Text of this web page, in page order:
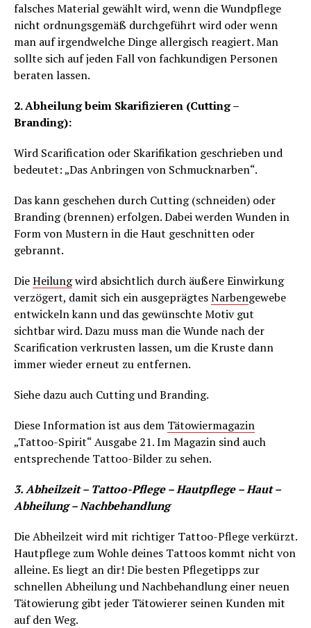
falsches Material gewählt wird, wenn die Wundpflege
nicht ordnungsgemäß durchgeführt wird oder wenn
man auf irgendwelche Dinge allergisch reagiert. Man
sollte sich auf jeden Fall von fachkundigen Personen
beraten lassen.
2. Abheilung beim Skarifizieren (Cutting –
Branding):
Wird Scarification oder Skarifikation geschrieben und
bedeutet: „Das Anbringen von Schmucknarben“.
Das kann geschehen durch Cutting (schneiden) oder
Branding (brennen) erfolgen. Dabei werden Wunden in
Form von Mustern in die Haut geschnitten oder
gebrannt.
DieHeilungwird absichtlich durch äußere Einwirkung
verzögert, damit sich ein ausgeprägtesNarbengewebe
entwickeln kann und das gewünschte Motiv gut
sichtbar wird. Dazu muss man die Wunde nach der
Scarification verkrusten lassen, um die Kruste dann
immer wieder erneut zu entfernen.
Siehe dazu auch Cutting und Branding.
Diese Information ist aus dem Tätowiermagazin
„Tattoo-Spirit“ Ausgabe 21. Im Magazin sind auch
entsprechende Tattoo-Bilder zu sehen.
3. Abheilzeit – Tattoo-Pflege – Hautpflege – Haut –
Abheilung – Nachbehandlung
Die Abheilzeit wird mit richtiger Tattoo-Pflege verkürzt.
Hautpflege zum Wohle deines Tattoos kommt nicht von
alleine. Es liegt an dir! Die besten Pflegetipps zur
schnellen Abheilung und Nachbehandlung einer neuen
Tätowierung gibt jeder Tätowierer seinen Kunden mit
auf den Weg.